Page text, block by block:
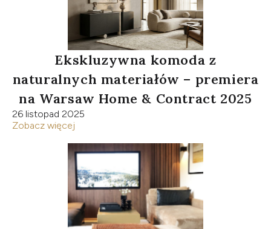
Ekskluzywna komoda z
naturalnych materiałów – premiera
na Warsaw Home & Contract 2025
26 listopad 2025
Zobacz więcej